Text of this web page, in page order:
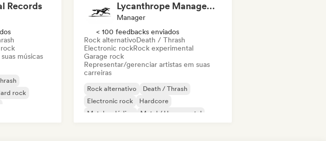
Records
músicas
rock
Lycanthrope Management
Manager
< 100 feedbacks enviados
Rock alternativoDeath / Thrash
Electronic rockRock experimental
Garage rock
Representar/gerenciar artistas em suas
carreiras
Rock alternativo
Death / Thrash
Electronic rock
Hardcore
Metal melódico
Metal / Heavy metal